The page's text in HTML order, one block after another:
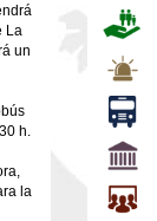
La
un
h.
la